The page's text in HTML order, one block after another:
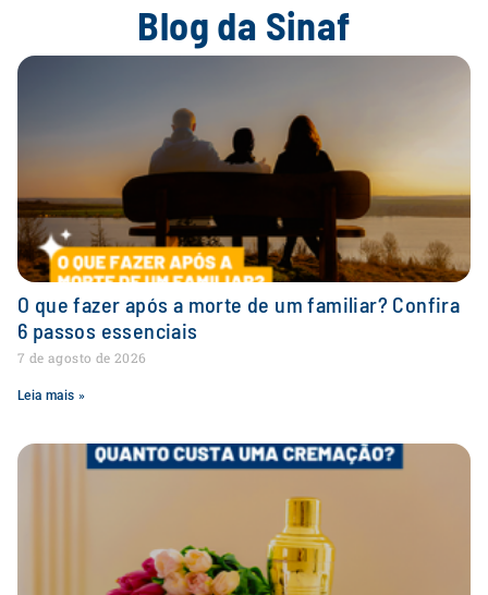
Blog da Sinaf
O que fazer após a morte de um familiar? Confira
6 passos essenciais
7 de agosto de 2026
Leia mais »